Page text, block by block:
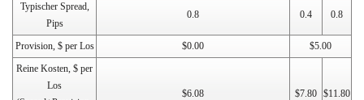
Typischer Spread,
Pips
0.8 0.4 0.8
Provision, $ per Los $0.00
$5.00
Reine Kosten, $ per
Los
$6.08 $7.80 $11.80